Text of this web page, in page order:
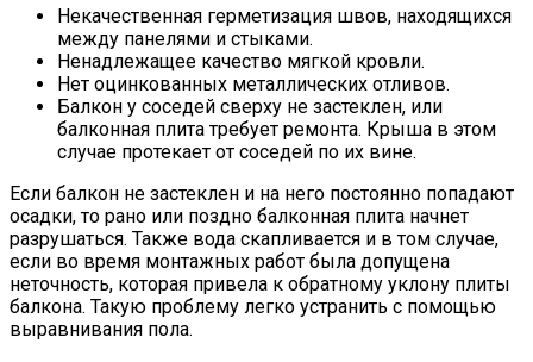
Некачественная герметизация швов, находящихся
между панелями и стыками.
Ненадлежащее качество мягкой кровли.
Нет оцинкованных металлических отливов.
Балкон у соседей сверху не застеклен, или
балконная плита требует ремонта. Крыша в этом
случае протекает от соседей по их вине.
Если балкон не застеклен и на него постоянно попадают
осадки, то рано или поздно балконная плита начнет
разрушаться. Также вода скапливается и в том случае,
если во время монтажных работ была допущена
неточность, которая привела к обратному уклону плиты
балкона. Такую проблему легко устранить с помощью
выравнивания пола.